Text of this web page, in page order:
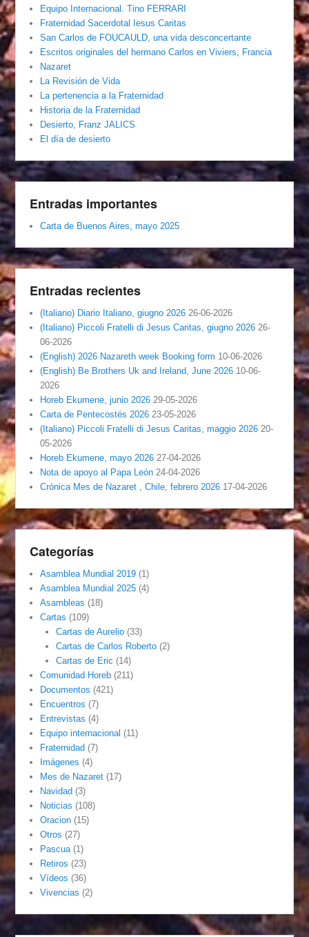
Equipo Internacional. Tino FERRARI
Fraternidad Sacerdotal Iesus Caritas
San Carlos de FOUCAULD, una vida desconcertante
Escritos originales del hermano Carlos en Viviers, Francia
Nazaret
La Revisión de Vida
La pertenencia a la Fraternidad
Historia de la Fraternidad
Desierto, Franz JALICS
El día de desierto
Entradas importantes
Carta de Buenos Aires, mayo 2025
Entradas recientes
(Italiano) Diario Italiano, giugno 2026 26-06-2026
(Italiano) Piccoli Fratelli di Jesus Caritas, giugno 2026 26-
06-2026
(English) 2026 Nazareth week Booking form 10-06-2026
(English) Be Brothers Uk and Ireland, June 2026 10-06-
2026
Horeb Ekumene, junio 2026 29-05-2026
Carta de Pentecostés 2026 23-05-2026
(Italiano) Piccoli Fratelli di Jesus Caritas, maggio 2026 20-
05-2026
Horeb Ekumene, mayo 2026 27-04-2026
Nota de apoyo al Papa León 24-04-2026
Crónica Mes de Nazaret , Chile, febrero 2026 17-04-2026
Categorías
Asamblea Mundial 2019 (1)
Asamblea Mundial 2025 (4)
Asambleas (18)
Cartas (109)
Cartas de Aurelio(33)
Cartas de Carlos Roberto(2)
Cartas de Eric (14)
Comunidad Horeb (211)
Documentos (421)
Encuentros (7)
Entrevistas (4)
Equipo internacional (11)
Fraternidad (7)
Imágenes (4)
Mes de Nazaret (17)
Navidad (3)
Noticias (108)
Oracion (15)
Otros (27)
Pascua (1)
Retiros (23)
Vídeos (36)
Vivencias (2)